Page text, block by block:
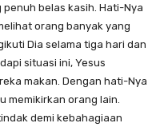
penuh belas kasih. Hati-Nya
orang banyak yang
Dia selama tiga hari dan
situasi ini, Yesus
makan. Dengan hati-Nya
memikirkan orang lain.
demi kebahagiaan